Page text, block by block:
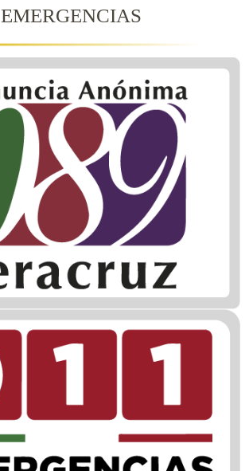
EMERGENCIAS